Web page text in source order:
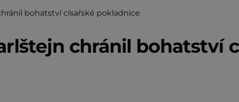
bohatství císařské pokladnice
chránil bohatství